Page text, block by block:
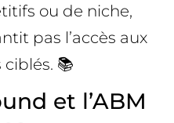
ou de niche,
pas l’accès aux
📚
et l’ABM